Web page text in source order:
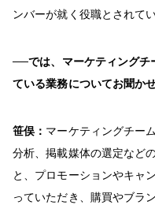
ンバーが就く役職とされてい
──では、マーケティングチ
ている業務についてお聞か
笹俣： マーケティングチー
分析、掲載媒体の選定など
と、プロモーションやキャ
っていただき、購買やブラ